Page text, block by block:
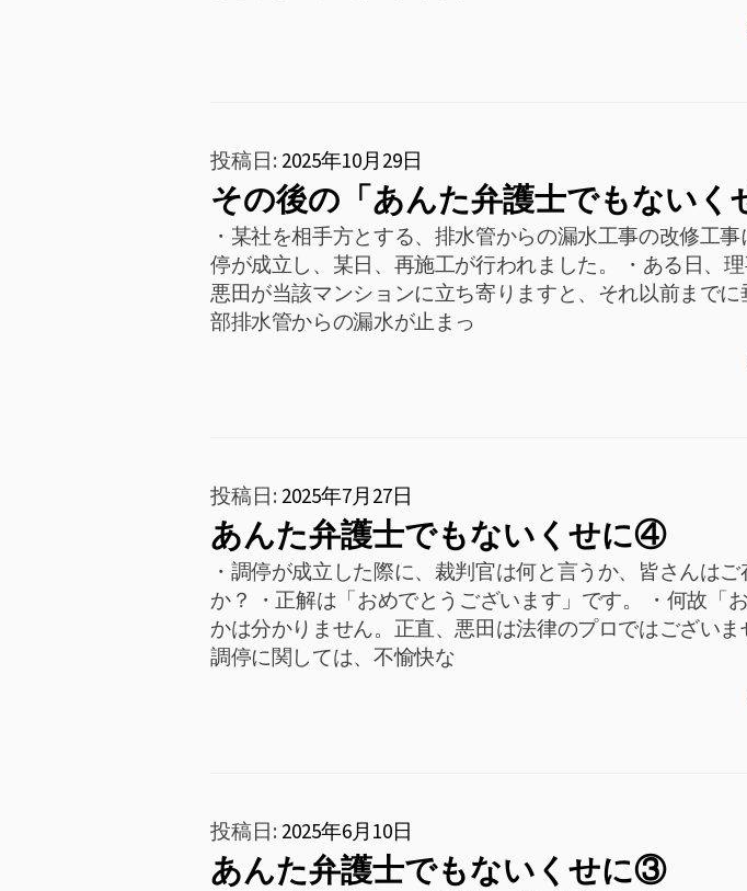
投稿日: 2025年10月29日
その後の「あんた弁護士でもない
・某社を相手方とする、排水管からの漏水工事の改修工
停が成立し、某日、再施工が行われました。 ・ある日、理
悪田が当該マンションに立ち寄りますと、それ以前までに
部排水管からの漏水が止まっ
投稿日: 2025年7月27日
あんた弁護士でもないくせに④
・調停が成立した際に、裁判官は何と言うか、皆さんはご
か？ ・正解は「おめでとうございます」です。 ・何故「
かは分かりません。正直、悪田は法律のプロではござい
調停に関しては、不愉快な
投稿日: 2025年6月10日
あんた弁護士でもないくせに③